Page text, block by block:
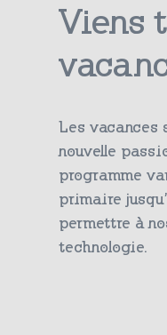
Viens
Les vacances
nouvelle
programme
primaire
permettre à
technologie.